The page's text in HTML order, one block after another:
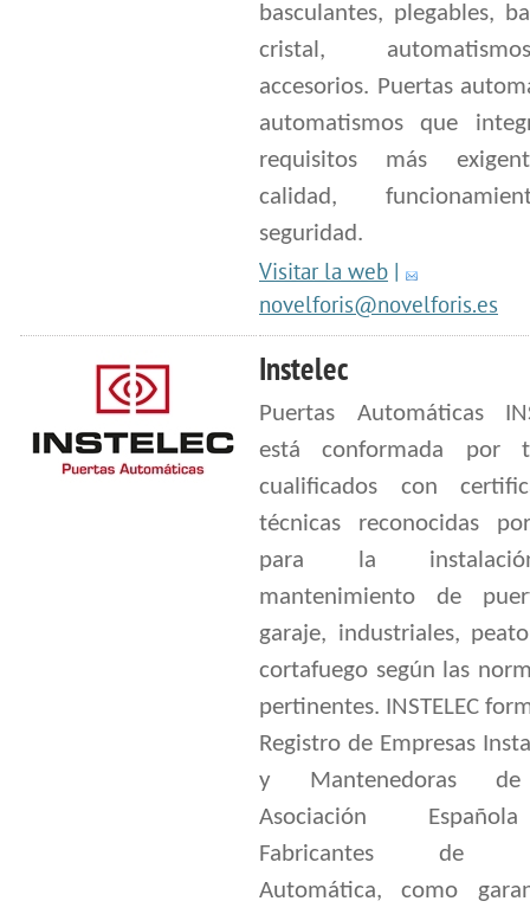
basculantes, plegables,
cristal,
accesorios. Puertas
automatismos que
requisitos más
calidad,
seguridad.
Visitar la web |
novelforis@novelforis.es
Instelec
Puertas Automáticas
está conformada por
cualificados con
técnicas reconocidas
para la
mantenimiento de
garaje, industriales,
cortafuego según las
pertinentes. INSTELEC
Registro de Empresas
y Mantenedoras
Asociación
Fabricantes de
Automática, como